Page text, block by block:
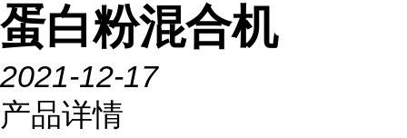
蛋白粉混合机
2021-12-17
产品详情